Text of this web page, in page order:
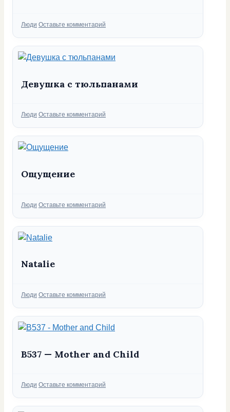
Рубрики
Люди Оставьте комментарий
Девушка с тюльпанами
Рубрики
Люди Оставьте комментарий
Ощущение
Рубрики
Люди Оставьте комментарий
Natalie
Рубрики
Люди Оставьте комментарий
B537 — Mother and Child
Рубрики
Люди Оставьте комментарий